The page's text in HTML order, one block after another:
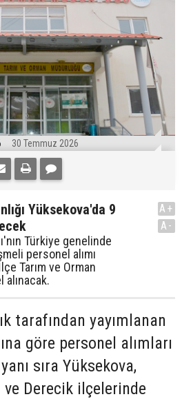
30 Temmuz 2026
Yüksekova'da 9
Türkiye genelinde
personel alımı
Tarım ve Orman
A+
A-
tarafından yayımlanan
göre personel alımları
sıra Yüksekova,
Derecik ilçelerinde